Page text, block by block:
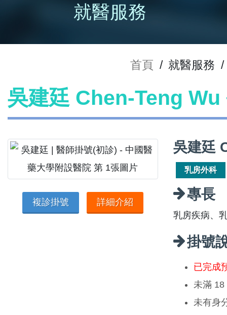
就醫服務
首頁 / 就醫服務 /
吳建廷 Chen-Teng Wu
複診掛號 詳細介紹
吳建廷
乳房外科
專長
乳房疾病、
掛號
已完成
未滿 18
未有身